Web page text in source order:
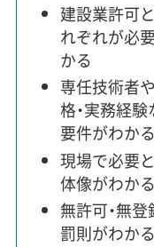
建設業許可
れぞれが必
かる
専任技術者
格・実務経
要件がわかる
現場で必要
体像がわかる
無許可・無
罰則がわかる